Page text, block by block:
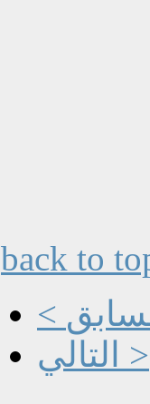
back to
التالي >